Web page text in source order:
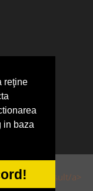
reţine
in baza
Tokaido Consult/a>